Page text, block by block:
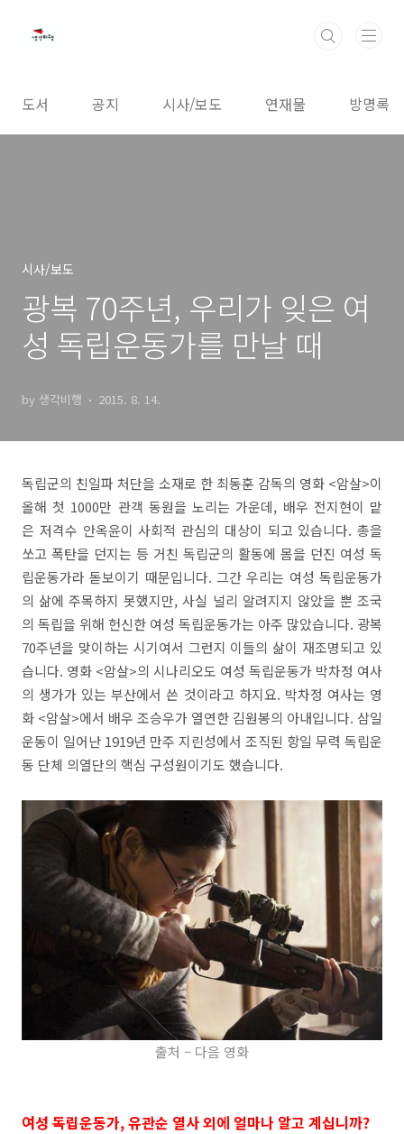
도서 공지 시사/보도 연재물 방명록
시사/보도
광복 70주년, 우리가 잊은 여
성 독립운동가를 만날 때
by 생각비행 2015. 8. 14.
독립군의 친일파 처단을 소재로 한 최동훈 감독의 영화 <암살>이
올해 첫 1000만 관객 동원을 노리는 가운데, 배우 전지현이 맡
은 저격수 안옥윤이 사회적 관심의 대상이 되고 있습니다. 총을
쏘고 폭탄을 던지는 등 거친 독립군의 활동에 몸을 던진 여성 독
립운동가라 돋보이기 때문입니다. 그간 우리는 여성 독립운동가
의 삶에 주목하지 못했지만, 사실 널리 알려지지 않았을 뿐 조국
의 독립을 위해 헌신한 여성 독립운동가는 아주 많았습니다. 광복
70주년을 맞이하는 시기여서 그런지 이들의 삶이 재조명되고 있
습니다. 영화 <암살>의 시나리오도 여성 독립운동가 박차정 여사
의 생가가 있는 부산에서 쓴 것이라고 하지요. 박차정 여사는 영
화 <암살>에서 배우 조승우가 열연한 김원봉의 아내입니다. 삼일
운동이 일어난 1919년 만주 지린성에서 조직된 항일 무력 독립운
동 단체 의열단의 핵심 구성원이기도 했습니다.
출처 – 다음 영화
여성 독립운동가, 유관순 열사 외에 얼마나 알고 계십니까?